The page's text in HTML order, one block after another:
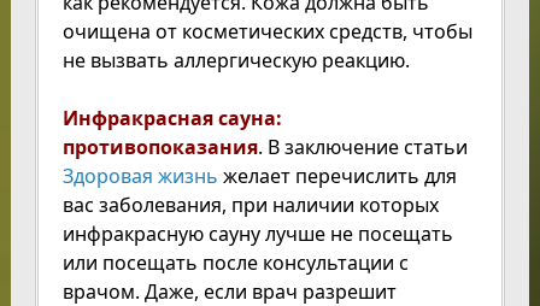
очищена от косметических средств, чтобы
не вызвать аллергическую реакцию.
Инфракрасная сауна:
противопоказания. В заключение статьи
Здоровая жизнь желает перечислить для
вас заболевания, при наличии которых
инфракрасную сауну лучше не посещать
или посещать после консультации с
врачом. Даже, если врач разрешит